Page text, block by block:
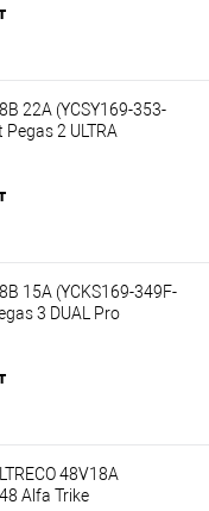
22А (YCSY169-353-
2 ULTRA
15А (YCKS169-349F-
3 DUAL Pro
48V18A
Alfa Trike